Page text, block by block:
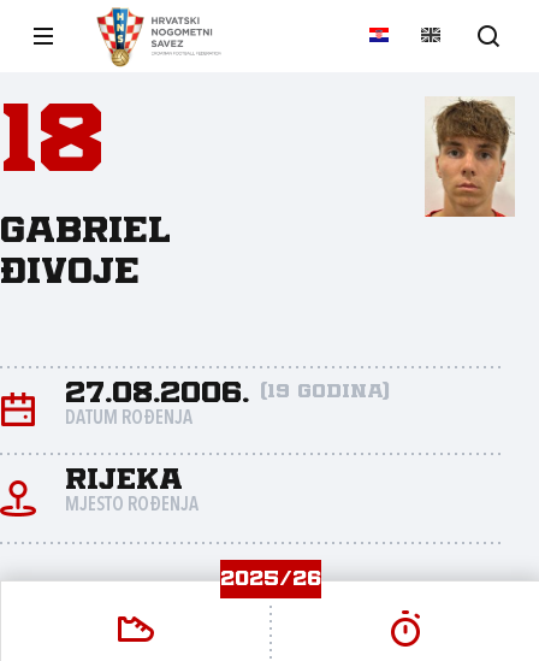
18
Gabriel
Đivoje
27.08.2006. (19 godina)
DATUM ROĐENJA
Rijeka
MJESTO ROĐENJA
2025/26